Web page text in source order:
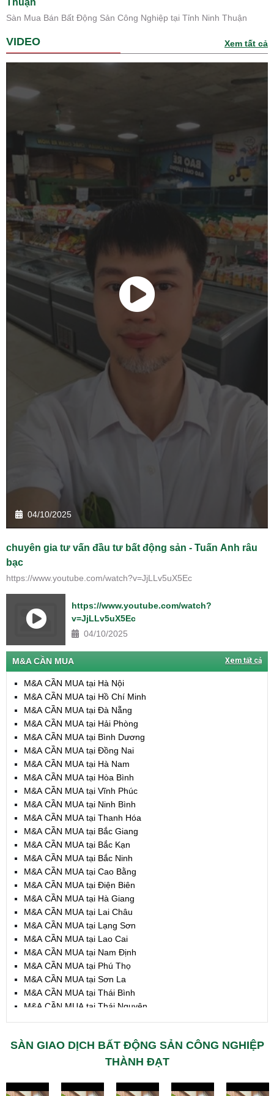
Thuận
Sàn Mua Bán Bất Động Sản Công Nghiệp tại Tỉnh Ninh Thuận
VIDEO Xem tất cả
04/10/2025
chuyên gia tư vấn đầu tư bất động sản - Tuấn Anh râu
bạc
https://www.youtube.com/watch?v=JjLLv5uX5Ec
https://www.youtube.com/watch?
v=JjLLv5uX5Ec
04/10/2025
M&A CẦN MUA Xem tất cả
M&A CẦN MUA tại Hà Nội
M&A CẦN MUA tại Hồ Chí Minh
M&A CẦN MUA tại Đà Nẵng
M&A CẦN MUA tại Hải Phòng
M&A CẦN MUA tại Bình Dương
M&A CẦN MUA tại Đồng Nai
M&A CẦN MUA tại Hà Nam
M&A CẦN MUA tại Hòa Bình
M&A CẦN MUA tại Vĩnh Phúc
M&A CẦN MUA tại Ninh Bình
M&A CẦN MUA tại Thanh Hóa
M&A CẦN MUA tại Bắc Giang
M&A CẦN MUA tại Bắc Kạn
M&A CẦN MUA tại Bắc Ninh
M&A CẦN MUA tại Cao Bằng
M&A CẦN MUA tại Điện Biên
M&A CẦN MUA tại Hà Giang
M&A CẦN MUA tại Lai Châu
M&A CẦN MUA tại Lạng Sơn
M&A CẦN MUA tại Lao Cai
M&A CẦN MUA tại Nam Định
M&A CẦN MUA tại Phú Thọ
M&A CẦN MUA tại Sơn La
M&A CẦN MUA tại Thái Bình
M&A CẦN MUA tại Thái Nguyên
M&A CẦN MUA tại Thừa T. Huế
M&A CẦN MUA tại Khánh Hoà
SÀN GIAO DỊCH BẤT ĐỘNG SẢN CÔNG NGHIỆP
THÀNH ĐẠT